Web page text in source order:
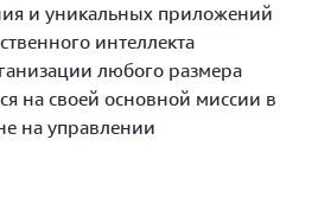
и уникальных приложений
интеллекта
любого размера
на своей основной миссии в
на управлении